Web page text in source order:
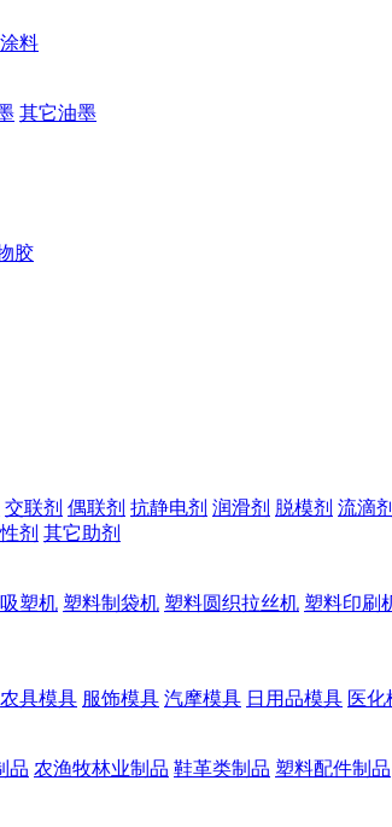
涂料
其它油墨
胶
交联剂 偶联剂 抗静电剂 润滑剂 脱模剂 流滴剂
剂 其它助剂
塑机 塑料制袋机 塑料圆织拉丝机 塑料印刷
农具模具 服饰模具 汽摩模具 日用品模具 医化
品 农渔牧林业制品 鞋革类制品 塑料配件制品